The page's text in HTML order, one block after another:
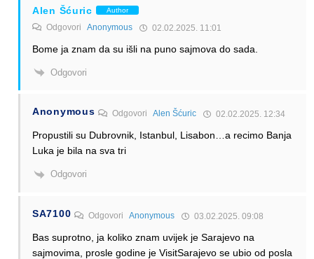
Alen Šćuric Author
Odgovori Anonymous 02.02.2025. 11:01
Bome ja znam da su išli na puno sajmova do sada.
Odgovori
Anonymous OdgovoriAlen Šćuric 02.02.2025. 12:34
Propustili su Dubrovnik, Istanbul, Lisabon…a recimo Banja
Luka je bila na sva tri
Odgovori
SA7100 OdgovoriAnonymous 03.02.2025. 09:08
Bas suprotno, ja koliko znam uvijek je Sarajevo na
sajmovima, prosle godine je VisitSarajevo se ubio od posla